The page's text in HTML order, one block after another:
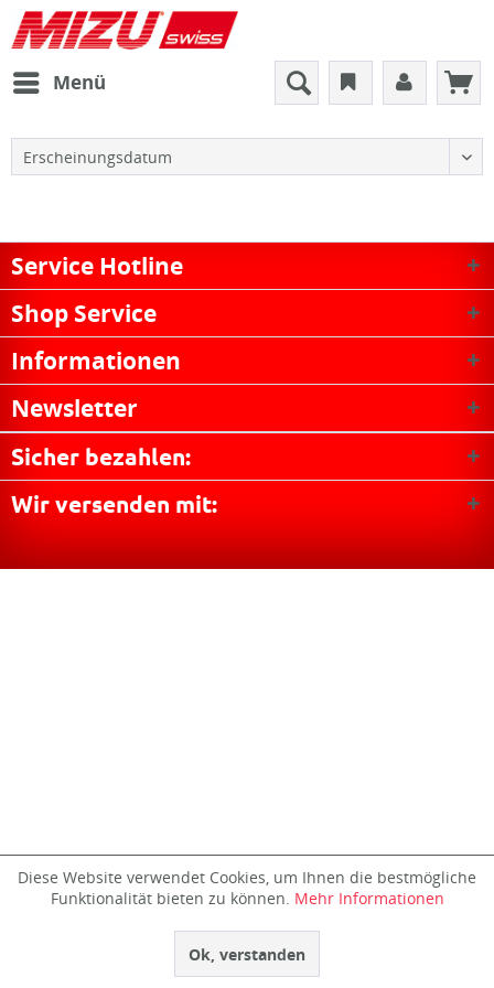
Menü
Service Hotline
Shop Service
Informationen
Newsletter
Sicher bezahlen:
Wir versenden mit:
Diese Website verwendet Cookies, um Ihnen die bestmögliche
Funktionalität bieten zu können. Mehr Informationen
Ok, verstanden